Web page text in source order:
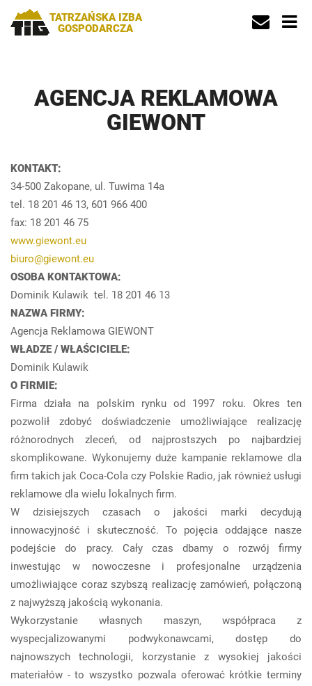
TATRZAŃSKA IZBA
GOSPODARCZA
AGENCJA REKLAMOWA
GIEWONT
KONTAKT:
34-500 Zakopane, ul. Tuwima 14a
tel. 18 201 46 13, 601 966 400
fax: 18 201 46 75
www.giewont.eu
biuro@giewont.eu
OSOBA KONTAKTOWA:
Dominik Kulawik tel. 18 201 46 13
NAZWA FIRMY:
Agencja Reklamowa GIEWONT
WŁADZE / WŁAŚCICIELE:
Dominik Kulawik
O FIRMIE:
Firma działa na polskim rynku od 1997 roku. Okres ten
pozwolił zdobyć doświadczenie umożliwiające realizację
różnorodnych zleceń, od najprostszych po najbardziej
skomplikowane. Wykonujemy duże kampanie reklamowe dla
firm takich jak Coca-Cola czy Polskie Radio, jak również usługi
reklamowe dla wielu lokalnych firm.
W dzisiejszych czasach o jakości marki decydują
innowacyjność i skuteczność. To pojęcia oddające nasze
podejście do pracy. Cały czas dbamy o rozwój firmy
inwestując w nowoczesne i profesjonalne urządzenia
umożliwiające coraz szybszą realizację zamówień, połączoną
z najwyższą jakością wykonania.
Wykorzystanie własnych maszyn, współpraca z
wyspecjalizowanymi podwykonawcami, dostęp do
najnowszych technologii, korzystanie z wysokiej jakości
materiałów - to wszystko pozwala oferować krótkie terminy